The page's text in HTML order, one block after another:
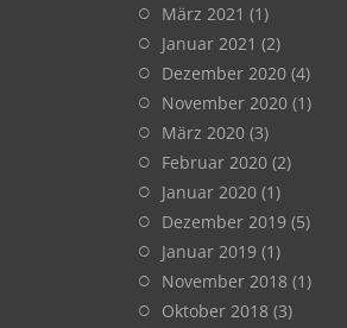
März 2021 (1)
Januar 2021 (2)
Dezember 2020 (4)
November 2020 (1)
März 2020 (3)
Februar 2020 (2)
Januar 2020 (1)
Dezember 2019 (5)
Januar 2019 (1)
November 2018 (1)
Oktober 2018 (3)